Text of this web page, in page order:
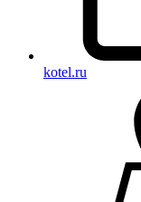
kotel.ru